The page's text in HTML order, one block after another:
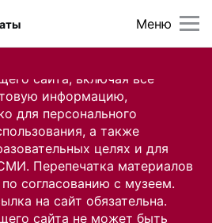
сайта, включая все
информацию,
для персонального
а также
целях и для
Перепечатка материалов
согласованию с музеем.
на сайт обязательна.
сайта не может быть
Меню